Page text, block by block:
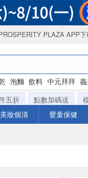
PLAZA APP下
泡麵 飲料 中元拜拜
五折 點數加碼送
美妝個清 嬰童保健